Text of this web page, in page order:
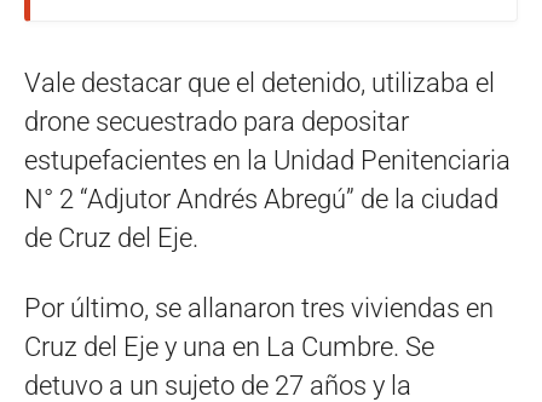
Vale destacar que el detenido, utilizaba el
drone secuestrado para depositar
estupefacientes en la Unidad Penitenciaria
N° 2 “Adjutor Andrés Abregú” de la ciudad
de Cruz del Eje.
Por último, se allanaron tres viviendas en
Cruz del Eje y una en La Cumbre. Se
detuvo a un sujeto de 27 años y la